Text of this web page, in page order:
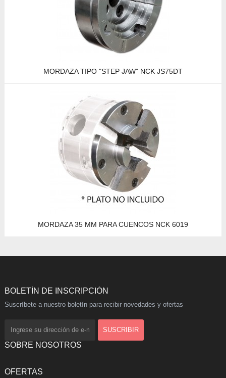
MORDAZA TIPO "STEP JAW" NCK JS75DT
MORDAZA 35 MM PARA CUENCOS NCK 6019
BOLETÍN DE INSCRIPCIÓN
Suscríbete a nuestro boletín para recibir novedades y ofertas
SOBRE NOSOTROS
OFERTAS